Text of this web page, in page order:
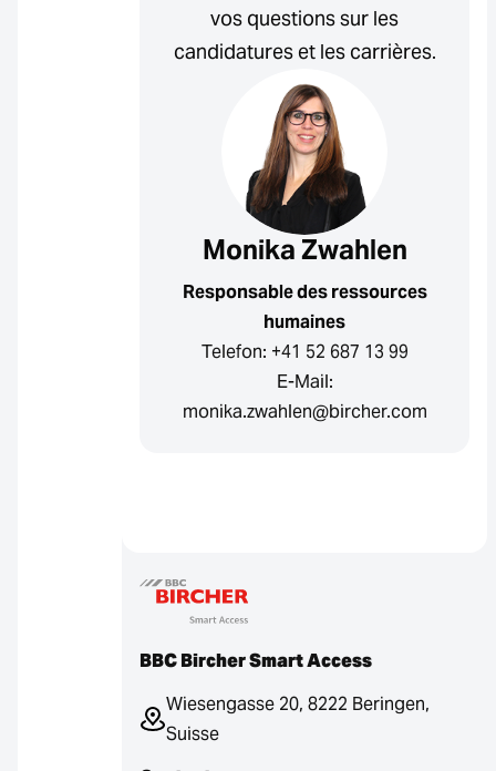
vos questions sur les
candidatures et les carrières.
Monika Zwahlen
Responsable des ressources
humaines
Telefon: +41 52 687 13 99
E-Mail:
monika.zwahlen@bircher.com
BBC Bircher Smart Access
Wiesengasse 20, 8222 Beringen,
Suisse